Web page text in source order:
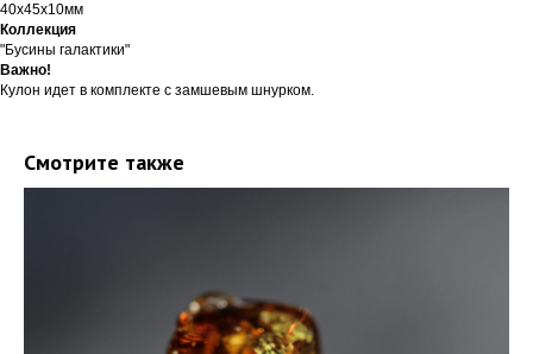
40х45х10мм
Коллекция
"Бусины галактики"
Важно!
Кулон идет в комплекте с замшевым шнурком.
Смотрите также